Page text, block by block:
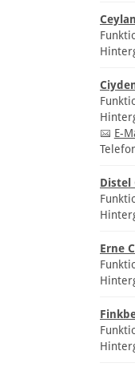
E-
Distel
Erne